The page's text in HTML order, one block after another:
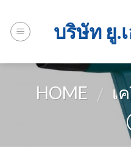
content
บริษัท ยู.
HOME / เ